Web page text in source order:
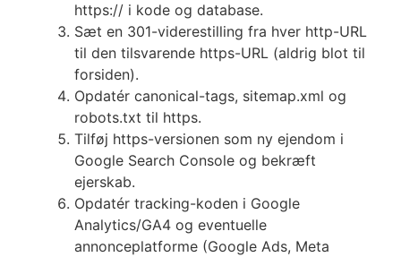
https:// i kode og database.
Sæt en 301-viderestilling fra hver http-URL
til den tilsvarende https-URL (aldrig blot til
forsiden).
Opdatér canonical-tags, sitemap.xml og
robots.txt til https.
Tilføj https-versionen som ny ejendom i
Google Search Console og bekræft
ejerskab.
Opdatér tracking-koden i Google
Analytics/GA4 og eventuelle
annonceplatforme (Google Ads, Meta